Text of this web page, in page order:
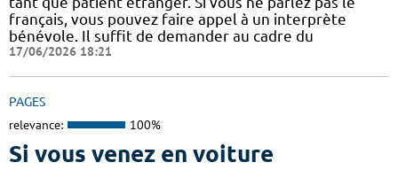
français, vous pouvez faire appel à un interprète
bénévole. Il suffit de demander au cadre du
17/06/2026 18:21
PAGES
relevance: 100%
Si vous venez en voiture